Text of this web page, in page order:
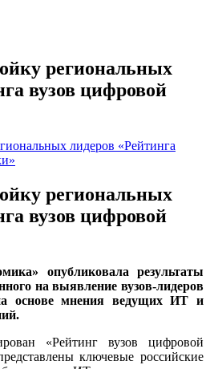
региональных
вузов цифровой
региональных
вузов цифровой
опубликовала результаты
на выявление вузов-лидеров
основе мнения ведущих ИТ и
«Рейтинг вузов цифровой
ключевые российские